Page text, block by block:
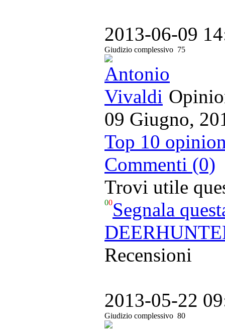
2013-06-09
Giudizio complessivo 75
09 Giugno,
Top 10
Commenti (0)
Trovi utile
00Segnala
Recensioni
2013-05-22
Giudizio complessivo 80